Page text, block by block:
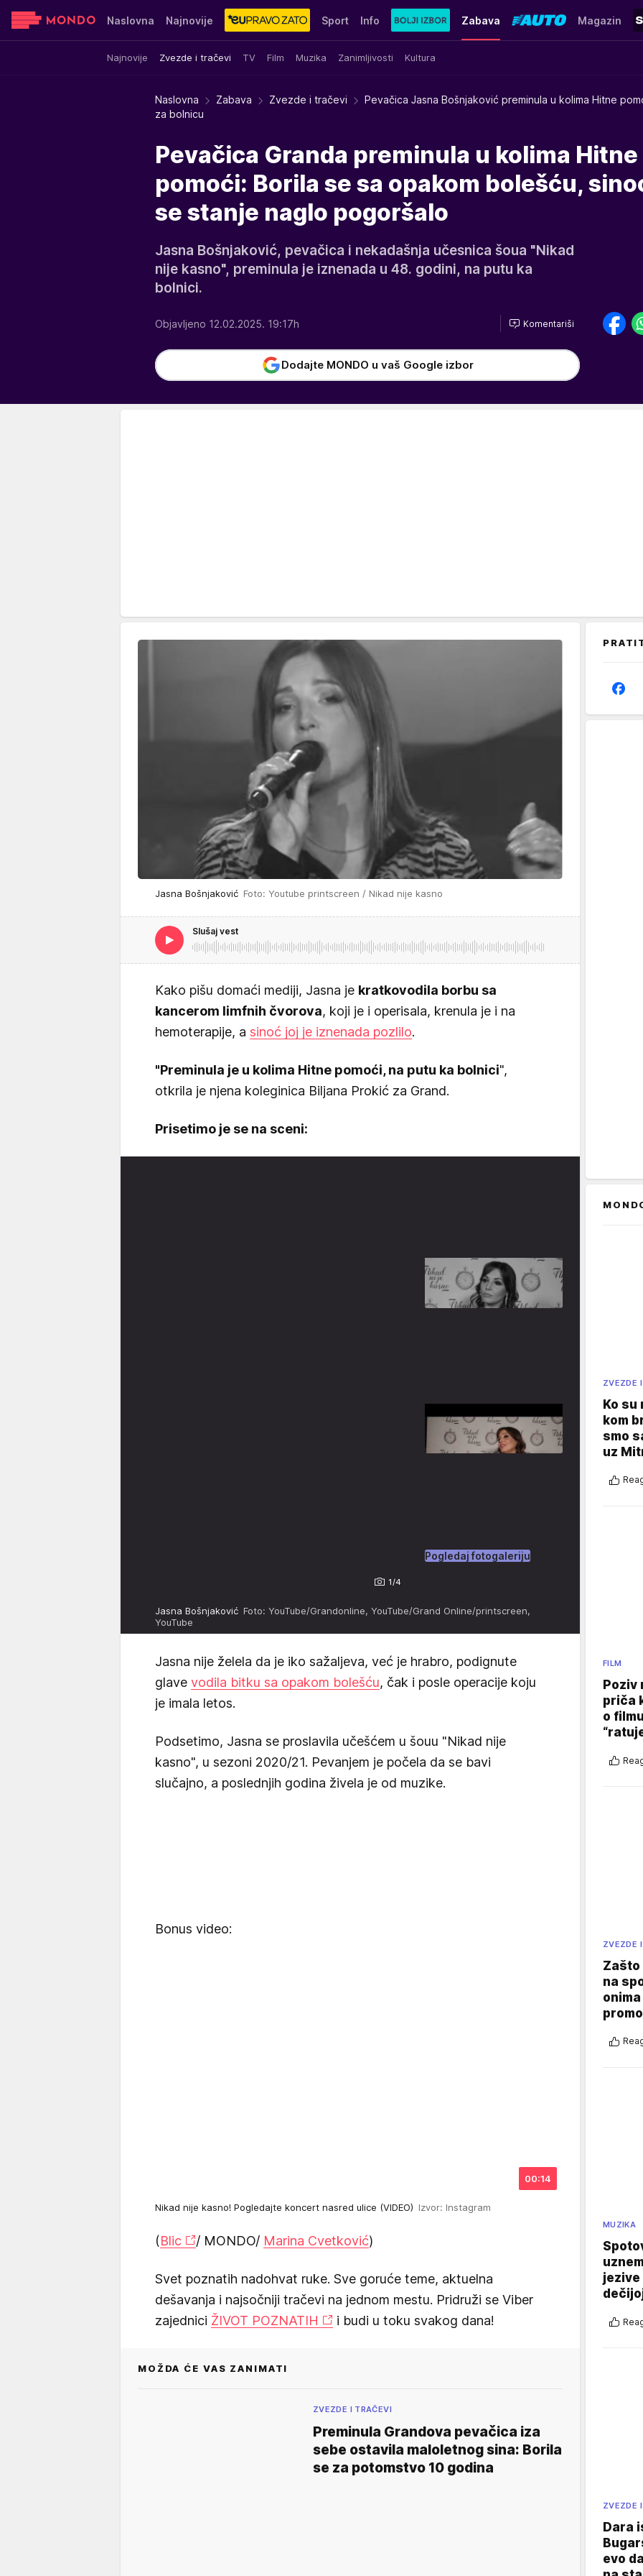
Naslovna Najnovije Sport Info Zabava
Najnovije Zvezde i tračevi TV Film Muzika Zanimljivosti Kultura
Magazin
Sensa Stvar ukusa Yumama
Naslovna Zabava Zvezde i tračevi
Pevačica Jasna Bošnjaković preminula u kolima Hitne
za bolnicu
Pevačica Granda preminula u kolima Hitne
pomoći: Borila se sa opakom bolešću,
se stanje naglo pogoršalo
Jasna Bošnjaković, pevačica i nekadašnja učesnica šoua "Nikad
nije kasno", preminula je iznenada u 48. godini, na putu ka
bolnici.
Objavljeno 12.02.2025. 19:17h Komentariši
Dodajte MONDO u vaš Google izbor
Jasna Bošnjaković Foto: Youtube printscreen / Nikad nije kasno
Slušaj vest
Kako pišu domaći mediji, Jasna je kratkovodila borbu sa
kancerom limfnih čvorova, koji je i operisala, krenula je i na
hemoterapije, a sinoć joj je iznenada pozlilo.
"Preminula je u kolima Hitne pomoći, na putu ka bolnici",
otkrila je njena koleginica Biljana Prokić za Grand.
Prisetimo je se na sceni:
1/4
Pogledaj fotogaleriju
Jasna Bošnjaković Foto: YouTube/Grandonline, YouTube/Grand Online/printscreen,
YouTube
Jasna nije želela da je iko sažaljeva, već je hrabro, podignute
glave vodila bitku sa opakom bolešću, čak i posle operacije koju
je imala letos.
Podsetimo, Jasna se proslavila učešćem u šouu "Nikad nije
kasno", u sezoni 2020/21. Pevanjem je počela da se bavi
slučajno, a poslednjih godina živela je od muzike.
Bonus video:
00:14
Nikad nije kasno! Pogledajte koncert nasred ulice (VIDEO) Izvor: Instagram
(Blic / MONDO/ Marina Cvetković)
Svet poznatih nadohvat ruke. Sve goruće teme, aktuelna
dešavanja i najsočniji tračevi na jednom mestu. Pridruži se Viber
zajednici ŽIVOT POZNATIH i budi u toku svakog dana!
MOŽDA ĆE VAS ZANIMATI
ZVEZDE I TRAČEVI
Preminula Grandova pevačica iza
sebe ostavila maloletnog sina: Borila
se za potomstvo 10 godina
ZVEZDE
Ko su
kom
smo
uz
FILM
Poziv
priča
o
ZVEZDE
Zašto
na
MUZIKA
jezive
ZVEZDE
Dara
evo